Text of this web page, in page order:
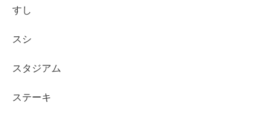
すし
スシ
スタジアム
ステーキ